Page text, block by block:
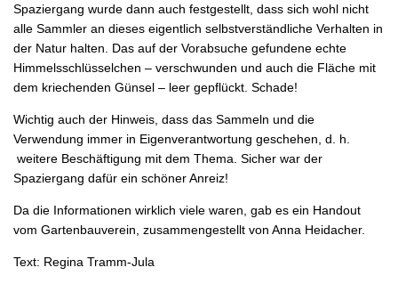
Spaziergang wurde dann auch festgestellt, dass sich wohl nicht
alle Sammler an dieses eigentlich selbstverständliche Verhalten in
der Natur halten. Das auf der Vorabsuche gefundene echte
Himmelsschlüsselchen – verschwunden und auch die Fläche mit
dem kriechenden Günsel – leer gepflückt. Schade!
Wichtig auch der Hinweis, dass das Sammeln und die
Verwendung immer in Eigenverantwortung geschehen, d. h.
weitere Beschäftigung mit dem Thema. Sicher war der
Spaziergang dafür ein schöner Anreiz!
Da die Informationen wirklich viele waren, gab es ein Handout
vom Gartenbauverein, zusammengestellt von Anna Heidacher.
Text: Regina Tramm-Jula